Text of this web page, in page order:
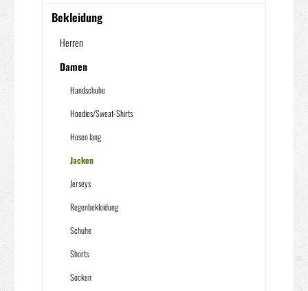
Bekleidung
Herren
Damen
Handschuhe
Hoodies/Sweat-Shirts
Hosen lang
Jacken
Jerseys
Regenbekleidung
Schuhe
Shorts
Socken